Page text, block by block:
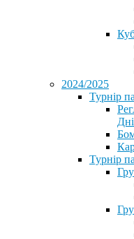
2024/2025
Турнір
Турнір